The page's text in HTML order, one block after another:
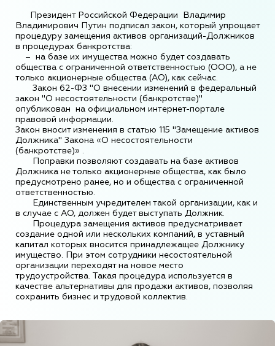
Президент Российской Федерации Владимир
Владимирович Путин подписал закон, который упрощает
процедуру замещения активов организаций-Должников
в процедурах банкротства:
– на базе их имущества можно будет создавать
общества с ограниченной ответственностью (ООО), а не
только акционерные общества (АО), как сейчас.
Закон 62-ФЗ "О внесении изменений в федеральный
закон "О несостоятельности (банкротстве)"
опубликован на официальном интернет-портале
правовой информации.
Закон вносит изменения в статью 115 "Замещение активов
Должника" Закона «О несостоятельности
(банкротстве)» .
Поправки позволяют создавать на базе активов
Должника не только акционерные общества, как было
предусмотрено ранее, но и общества с ограниченной
ответственностью.
Единственным учредителем такой организации, как и
в случае с АО, должен будет выступать Должник.
Процедура замещения активов предусматривает
создание одной или нескольких компаний, в уставный
капитал которых вносится принадлежащее Должнику
имущество. При этом сотрудники несостоятельной
организации переходят на новое место
трудоустройства. Такая процедура используется в
качестве альтернативы для продажи активов, позволяя
сохранить бизнес и трудовой коллектив.